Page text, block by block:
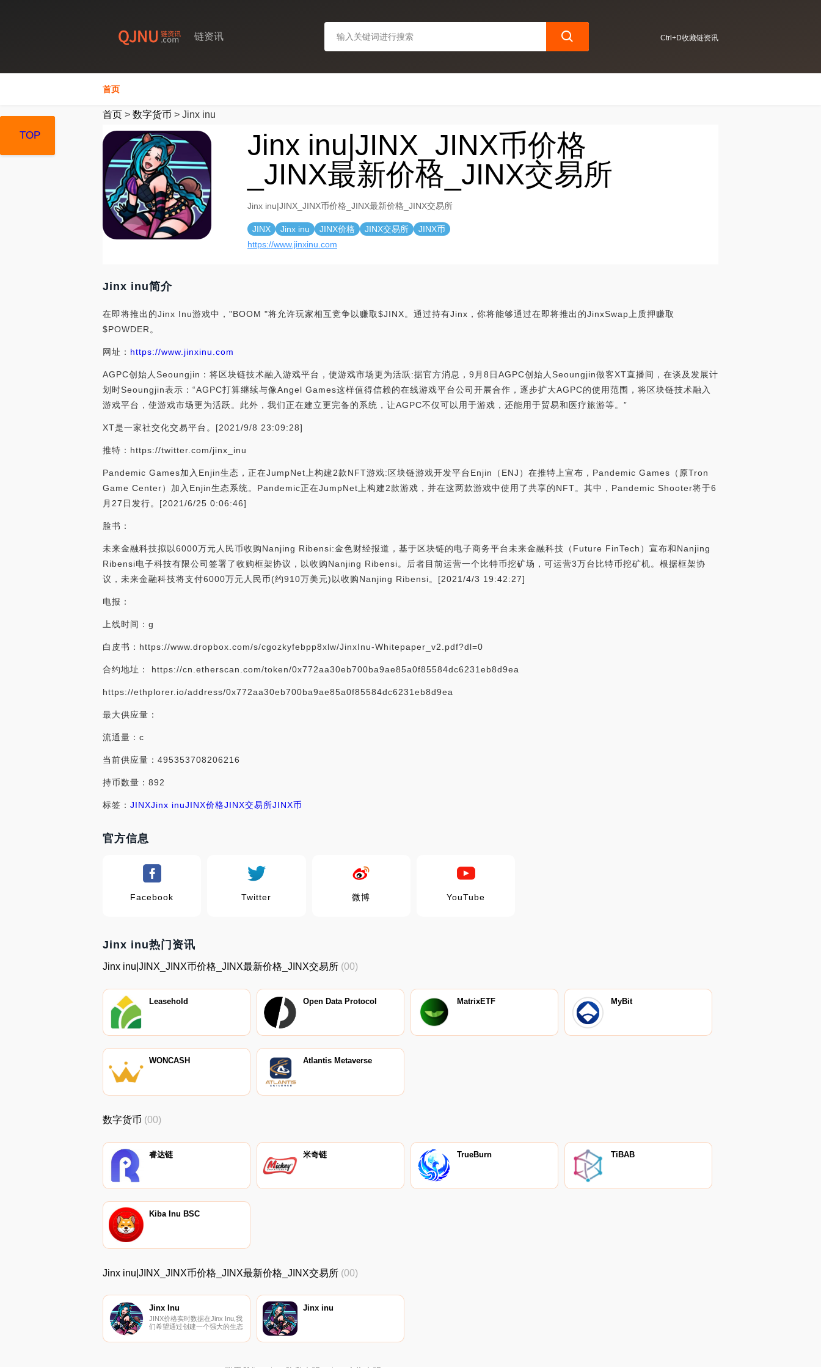
链资讯 Ctrl+D收藏链资讯
首页
首页 > 数字货币 > Jinx inu
Jinx inu|JINX_JINX币价格
_JINX最新价格_JINX交易所
Jinx inu|JINX_JINX币价格_JINX最新价格_JINX交易所
JINX Jinx inu JINX价格 JINX交易所
JINX币
https://www.jinxinu.com
Jinx inu简介
在即将推出的Jinx Inu游戏中，"BOOM "将允许玩家相互竞争以赚取$JINX。通过持有Jinx，你将能够通过在即将推出的JinxSwap上质押赚取
$POWDER。
网址： https://www.jinxinu.com
AGPC创始人Seoungjin：将区块链技术融入游戏平台，使游戏市场更为活跃:据官方消息，9月8日AGPC创始人Seoungjin做客XT直播间，在谈及发展计
划时Seoungjin表示：“AGPC打算继续与像Angel Games这样值得信赖的在线游戏平台公司开展合作，逐步扩大AGPC的使用范围，将区块链技术融入
游戏平台，使游戏市场更为活跃。此外，我们正在建立更完备的系统，让AGPC不仅可以用于游戏，还能用于贸易和医疗旅游等。”
XT是一家社交化交易平台。[2021/9/8 23:09:28]
推特：https://twitter.com/jinx_inu
Pandemic Games加入Enjin生态，正在JumpNet上构建2款NFT游戏:区块链游戏开发平台Enjin（ENJ）在推特上宣布，Pandemic Games（原Tron
Game Center）加入Enjin生态系统。Pandemic正在JumpNet上构建2款游戏，并在这两款游戏中使用了共享的NFT。其中，Pandemic Shooter将于6
月27日发行。[2021/6/25 0:06:46]
脸书：
未来金融科技拟以6000万元人民币收购Nanjing Ribensi:金色财经报道，基于区块链的电子商务平台未来金融科技（Future FinTech）宣布和Nanjing
Ribensi电子科技有限公司签署了收购框架协议，以收购Nanjing Ribensi。后者目前运营一个比特币挖矿场，可运营3万台比特币挖矿机。根据框架协
议，未来金融科技将支付6000万元人民币(约910万美元)以收购Nanjing Ribensi。[2021/4/3 19:42:27]
电报：
上线时间：g
白皮书：https://www.dropbox.com/s/cgozkyfebpp8xlw/JinxInu-Whitepaper_v2.pdf?dl=0
合约地址： https://cn.etherscan.com/token/0x772aa30eb700ba9ae85a0f85584dc6231eb8d9ea
https://ethplorer.io/address/0x772aa30eb700ba9ae85a0f85584dc6231eb8d9ea
最大供应量：
流通量：c
当前供应量：495353708206216
持币数量：892
标签： JINXJinx inuJINX价格JINX交易所JINX币
官方信息
Facebook Twitter 微博 YouTube
Jinx inu热门资讯
TOP
Jinx inu|JINX_JINX币价格_JINX最新价格_JINX交易所 (00)
Leasehold Open Data Protocol MatrixETF MyBit
WONCASH Atlantis Metaverse
TOP
数字货币 (00)
睿达链 米奇链 TrueBurn TiBAB
Kiba Inu BSC
TOP
Jinx inu|JINX_JINX币价格_JINX最新价格_JINX交易所 (00)
Jinx Inu
JINX价格实时数据在Jinx Inu,我
们希望通过创建一个强大的生态
来。这包括JinxTools,它将为交
Jinx inu